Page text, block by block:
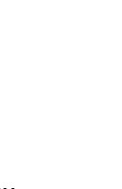
rotatives
suivi de